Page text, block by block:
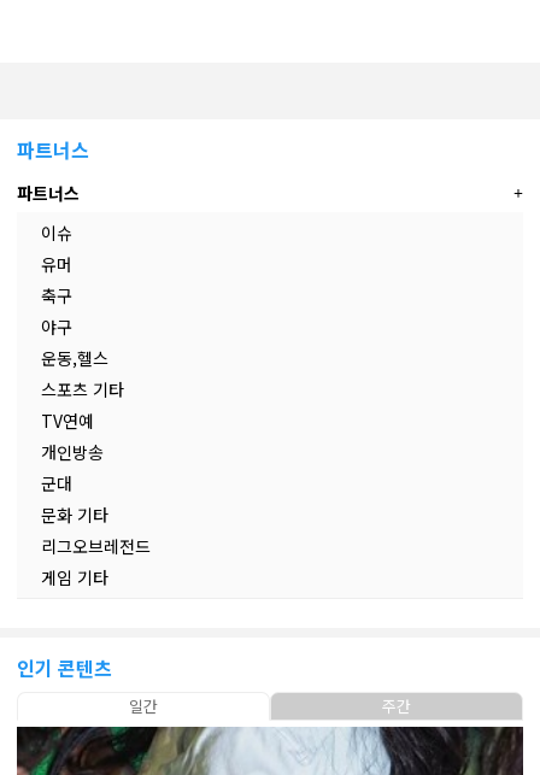
파트너스
파트너스
이슈
유머
축구
야구
운동,헬스
스포츠 기타
TV연예
개인방송
군대
문화 기타
리그오브레전드
게임 기타
인기 콘텐츠
일간 주간